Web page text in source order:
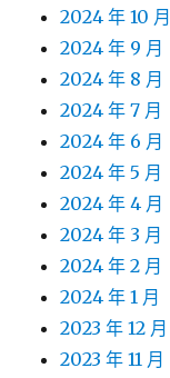
2024 年 10 月
2024 年 9 月
2024 年 8 月
2024 年 7 月
2024 年 6 月
2024 年 5 月
2024 年 4 月
2024 年 3 月
2024 年 2 月
2024 年 1 月
2023 年 12 月
2023 年 11 月